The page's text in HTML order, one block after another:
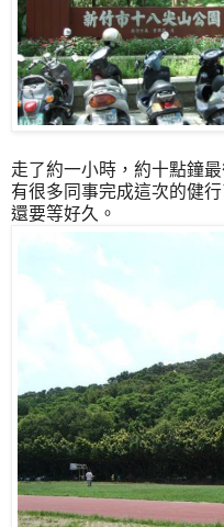
走了約一小時，約十點鐘
有很多同事完成這次的健
還要等好久。